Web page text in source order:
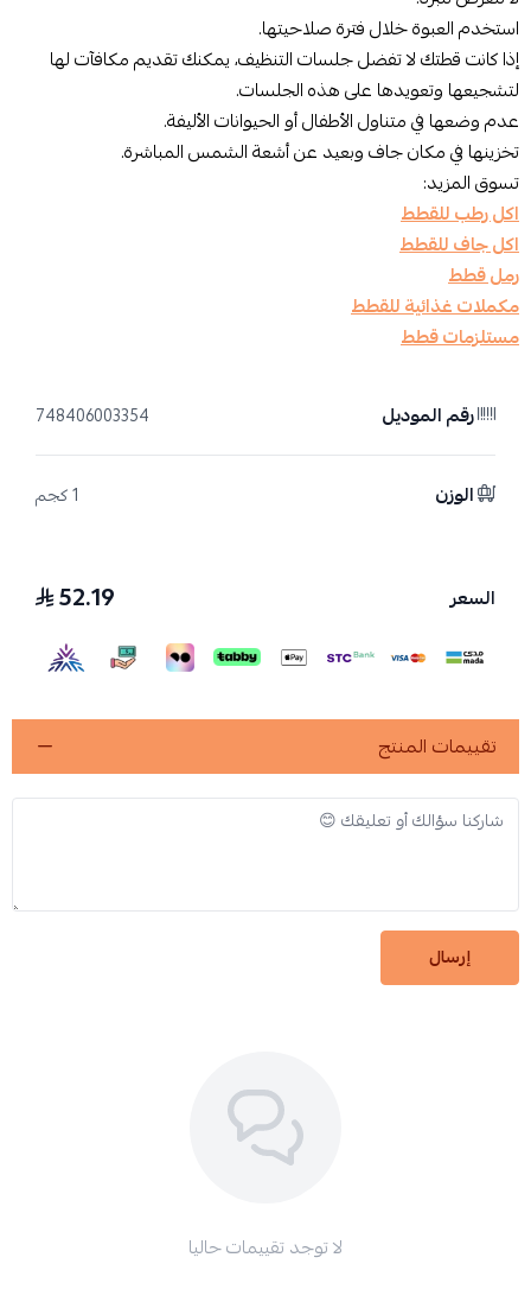
استخدم العبوة خلال فترة صلاحيتها.
إذا كانت قطتك لا تفضل جلسات التنظيف، يمكنك تقديم مكافآت لها
لتشجيعها وتعويدها على هذه الجلسات.
عدم وضعها في متناول الأطفال أو الحيوانات الأليفة.
تخزينها في مكان جاف وبعيد عن أشعة الشمس المباشرة.
تسوق المزيد:
اكل رطب للقطط
اكل جاف للقطط
رمل قطط
مكملات غذائية للقطط
مستلزمات قطط
رقم الموديل 748406003354
الوزن 1 كجم
السعر 52.19
تقييمات المنتج
إرسال
لا توجد تقييمات حاليا